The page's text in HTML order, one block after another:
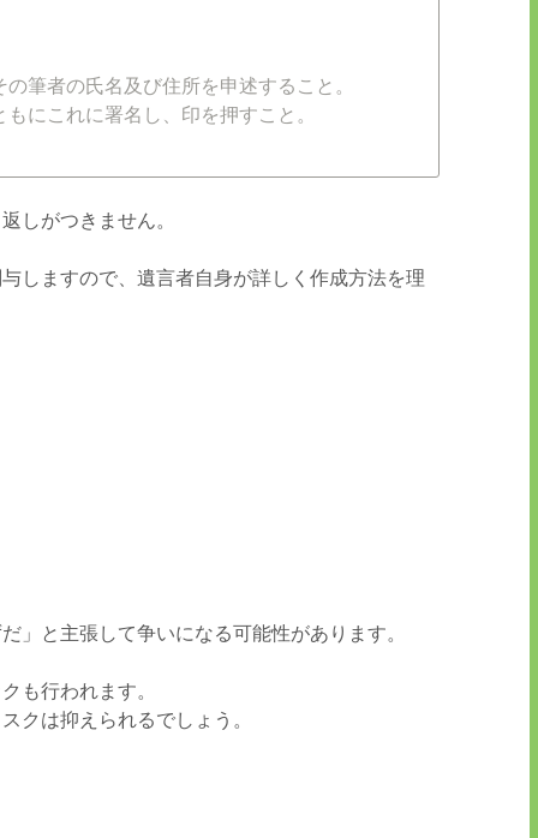
筆者の氏名及び住所を申述すること。
にこれに署名し、印を押すこと。
しがつきません。
しますので、遺言者自身が詳しく作成方法を理
」と主張して争いになる可能性があります。
も行われます。
クは抑えられるでしょう。